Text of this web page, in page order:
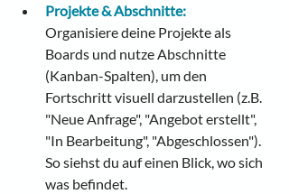
Projekte & Abschnitte:
Organisiere deine Projekte als
Boards und nutze Abschnitte
(Kanban-Spalten), um den
Fortschritt visuell darzustellen (z.B.
"Neue Anfrage", "Angebot erstellt",
"In Bearbeitung", "Abgeschlossen").
So siehst du auf einen Blick, wo sich
was befindet.